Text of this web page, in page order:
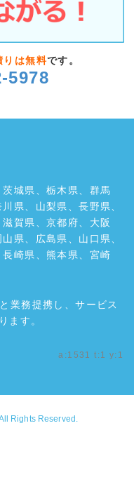
りは無料です。
5978
城県、栃木県、群馬
県、山梨県、長野県、
賀県、京都府、大阪
県、広島県、山口県、
崎県、熊本県、宮崎
業務提携し、サービス
ます。
a:1531 t:1 y:1
Rights Reserved.